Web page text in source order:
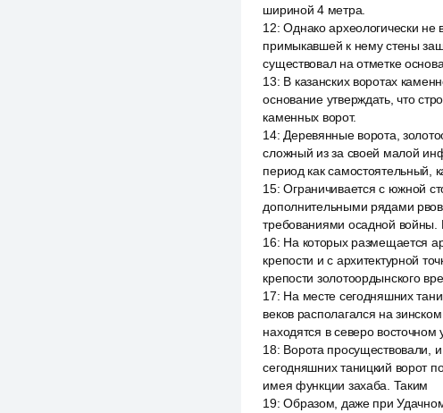
шириной 4 метра.
12:Однако археологически
примыкавшей к нему стены
существовал на отметке
13: В казанских воротах
основание утверждать, что
каменных ворот.
14: Деревянные ворота,
сложный из за своей малой
период как самостоятельный,
15:Ограничивается с южной
дополнительными рядами
требованиями осадной войны.
16: На которых размещается
крепости и с архитектурной
крепости золотоордынского
17: На месте сегодняшних
веков располагался на
находятся в северо восточном
18: Ворота просуществовали,
сегодняшних таницкий ворот
имея функции захаба. Таким
19:Образом, даже при